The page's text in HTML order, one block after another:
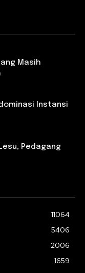
Masih
Instansi
Pedagang
11064
5406
2006
1659